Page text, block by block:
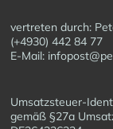
vertreten durch:
(+4930) 442 84 77
E-Mail:
Umsatzsteuer-
gemäß §27a